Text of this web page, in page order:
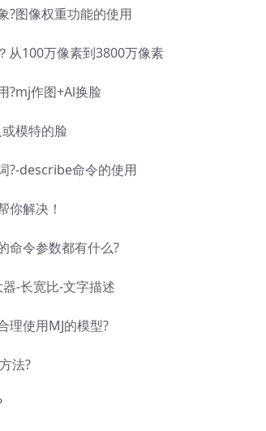
?图像权重功能的使用
从100万像素到3800万像素
?mj作图+Al换脸
模特的脸
?-describe命令的使用
你解决！
命令参数都有什么?
-长宽比-文字描述
理使用MJ的模型?
法?